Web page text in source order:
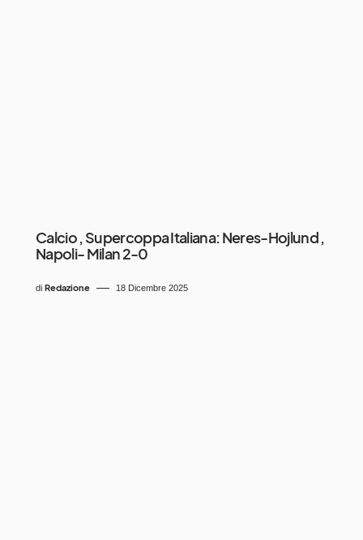
Calcio , Supercoppa Italiana: Neres-Hojlund ,
Napoli- Milan 2-0
di Redazione 18 Dicembre 2025